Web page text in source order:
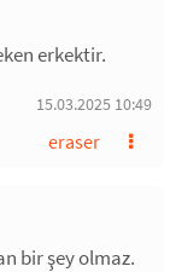
erkektir.
15.03.2025 10:49
eraser
bir şey olmaz.